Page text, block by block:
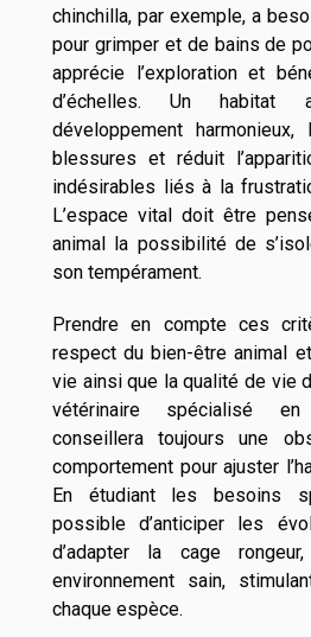
chinchilla, par exemple, a
pour grimper et de bains de
apprécie l’exploration et
d’échelles. Un habitat
développement
blessures et réduit
indésirables liés à la
L’espace vital doit être
animal la possibilité de
son tempérament.
Prendre en compte ces
respect du bien-être animal
vie ainsi que la qualité de vie
vétérinaire spécialisé en
conseillera toujours une
comportement pour ajuster
En étudiant les besoins
possible d’anticiper les
d’adapter la cage
environnement sain,
chaque espèce.